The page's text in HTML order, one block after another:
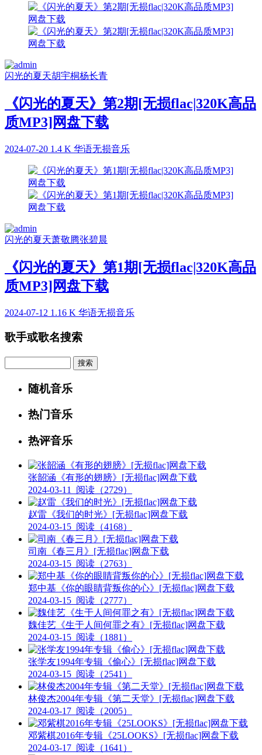
闪光的夏天胡宇桐杨长青
《闪光的夏天》第2期[无损flac|320K高品
质MP3]网盘下载
2024-07-20 1.4 K 华语无损音乐
闪光的夏天萧敬腾张碧晨
《闪光的夏天》第1期[无损flac|320K高品
质MP3]网盘下载
2024-07-12 1.16 K 华语无损音乐
歌手或歌名搜索
随机音乐
热门音乐
热评音乐
张韶涵《有形的翅膀》[无损flac]网盘下载
2024-03-11
阅读（2729）
赵雷《我们的时光》[无损flac]网盘下载
2024-03-15 阅读（4168）
司南《春三月》[无损flac]网盘下载
2024-03-15 阅读（2763）
郑中基《你的眼睛背叛你的心》[无损flac]网盘下载
2024-03-15 阅读（2777）
魏佳艺《生于人间何罪之有》[无损flac]网盘下载
2024-03-15 阅读（1881）
张学友1994年专辑《偷心》[无损flac]网盘下载
2024-03-15 阅读（2541）
林俊杰2004年专辑《第二天堂》[无损flac]网盘下载
2024-03-17 阅读（2005）
邓紫棋2016年专辑《25LOOKS》[无损flac]网盘下载
2024-03-17 阅读（1641）